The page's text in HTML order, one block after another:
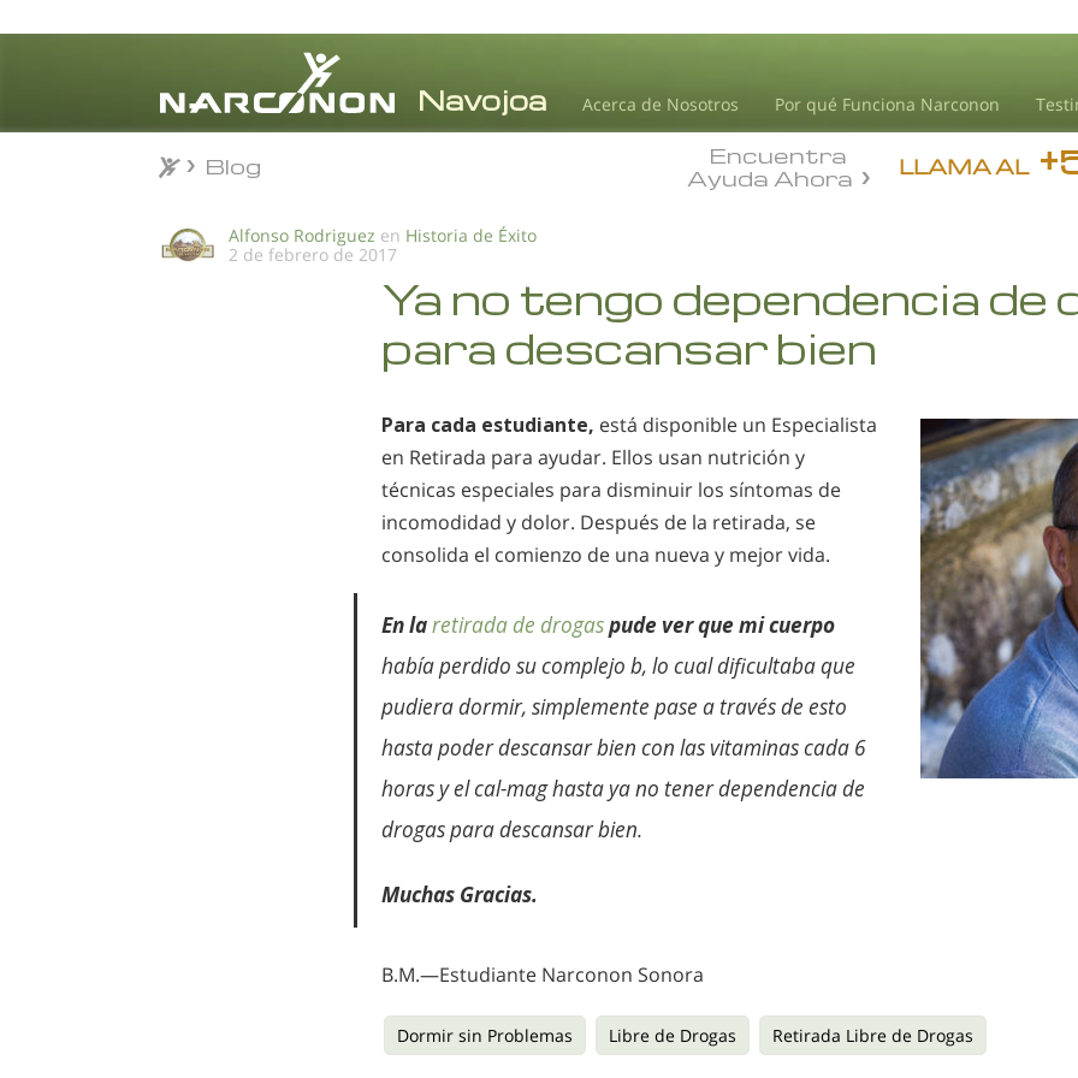
Acerca de Nosotros Por qué Funciona Narconon
LLAMA AL
Encuentra
Ayuda Ahora
Blog
Alfonso Rodriguez en Historia de Éxito
2 de febrero de 2017
Ya no tengo dependencia de
para descansar bien
Para cada estudiante, está disponible un Especialista
en Retirada para ayudar. Ellos usan nutrición y
técnicas especiales para disminuir los síntomas de
incomodidad y dolor. Después de la retirada, se
consolida el comienzo de una nueva y mejor vida.
En laretirada de drogaspude ver que mi cuerpo
había perdido su complejo b, lo cual dificultaba que
pudiera dormir, simplemente pase a través de esto
hasta poder descansar bien con las vitaminas cada 6
horas y el cal-mag hasta ya no tener dependencia de
drogas para descansar bien.
Muchas Gracias.
B.M.—Estudiante Narconon Sonora
Dormir sin Problemas Libre de Drogas Retirada Libre de Drogas
Blog